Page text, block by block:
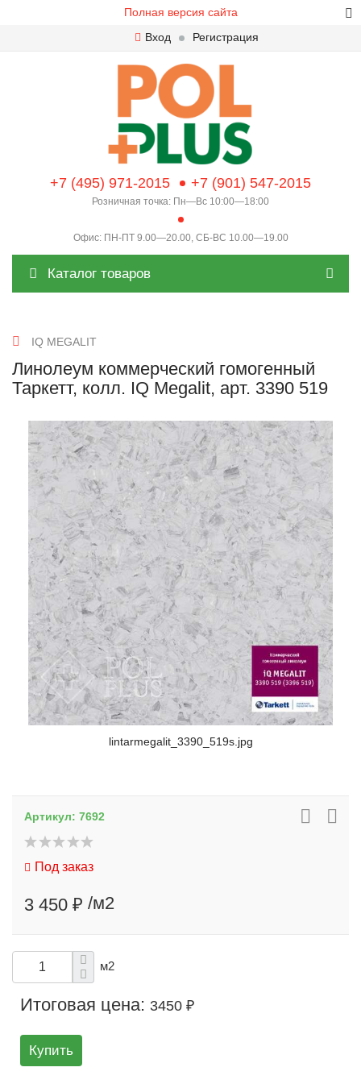
Полная версия сайта
Вход
Регистрация
+7 (495) 971-2015 +7 (901) 547-2015
Розничная точка: Пн—Вс 10:00—18:00
Офис: ПН-ПТ 9.00—20.00, СБ-ВС 10.00—19.00
Каталог товаров
IQ MEGALIT
Линолеум коммерческий гомогенный
Таркетт, колл. IQ Megalit, арт. 3390 519
lintarmegalit_3390_519s.jpg
Артикул: 7692
Под заказ
3 450 ₽ /м2
м2
Итоговая цена: 3450 ₽
Купить